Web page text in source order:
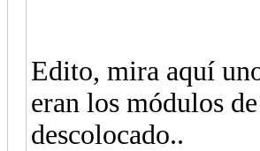
Edito, mira aquí
eran los módulos
descolocado..